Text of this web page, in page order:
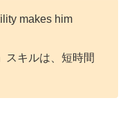
makes him
」スキルは、短時間